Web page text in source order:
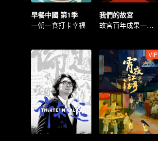
早餐中國 第1季
一朝一食打卡幸福
我們的故宮
故宮百年成果一次看過癮
VIP